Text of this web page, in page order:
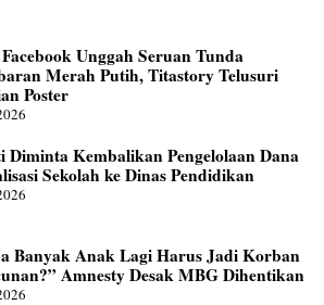
Unggah Seruan Tunda
Merah Putih, Titastory Telusuri
Poster
Diminta Kembalikan Pengelolaan Dana
Sekolah ke Dinas Pendidikan
Banyak Anak Lagi Harus Jadi Korban
Amnesty Desak MBG Dihentikan